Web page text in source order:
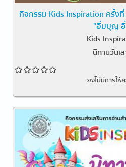
กิจกรรม Kids Inspiration ครั้ง
"อิ่มบุญ
Kids
นิทานวันเ
ยังไม่มีการให้